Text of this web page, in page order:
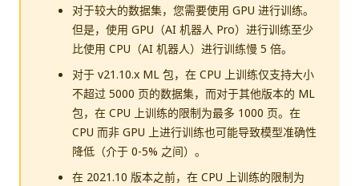
对于较大的数据集，您需要使用 GPU 进行训练。
但是，使用 GPU（AI 机器人 Pro）进行训练至少
比使用 CPU（AI 机器人）进行训练慢 5 倍。
对于 v21.10.x ML 包，在 CPU 上训练仅支持大小
不超过 5000 页的数据集，而对于其他版本的 ML
包，在 CPU 上训练的限制为最多 1000 页。在
CPU 而非 GPU 上进行训练也可能导致模型准确性
降低（介于 0-5% 之间）。
在 2021.10 版本之前，在 CPU 上训练的限制为